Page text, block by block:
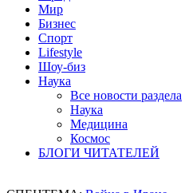
Мир
Бизнес
Спорт
Lifestyle
Шоу-биз
Наука
Все новости раздела
Наука
Медицина
Космос
БЛОГИ ЧИТАТЕЛЕЙ